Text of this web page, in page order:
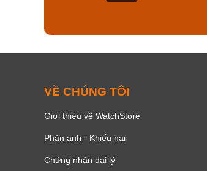
VỀ CHÚNG TÔI
Giới thiệu về WatchStore
Phản ánh - Khiếu nại
Chứng nhận đại lý